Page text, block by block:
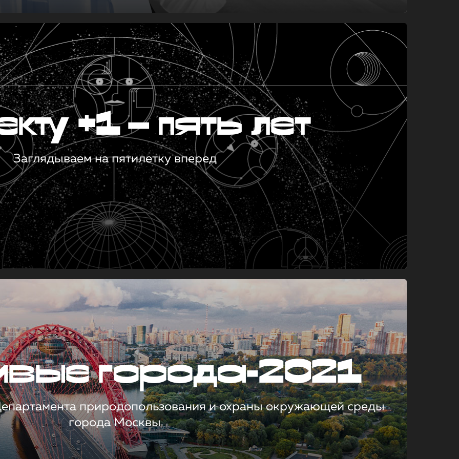
+1 — пять лет
Заглядываем на пятилетку вперед
города-2021
природопользования и охраны окружающей среды
города Москвы